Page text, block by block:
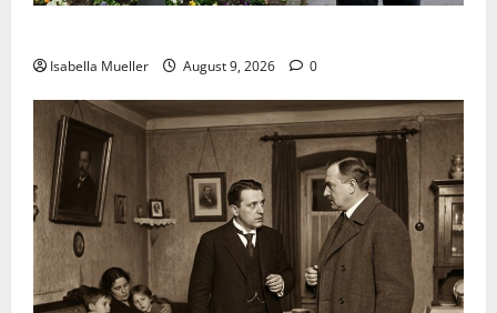
Isabella Mueller August 9, 2026 0